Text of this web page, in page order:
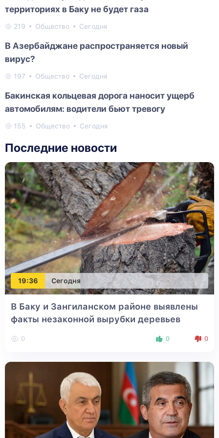
территориях в Баку не будет газа
219 Общество Сегодня
В Азербайджане распространяется новый
вирус?
197 Общество Сегодня
Бакинская кольцевая дорога наносит ущерб
автомобилям: водители бьют тревогу
155 Общество Сегодня
Последние новости
19:36 Сегодня
В Баку и Зангиланском районе выявлены
факты незаконной вырубки деревьев
0 0 0